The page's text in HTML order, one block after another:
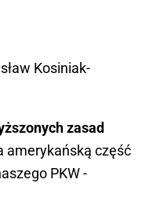
Kosiniak-
zasad
amerykańską część
PKW -